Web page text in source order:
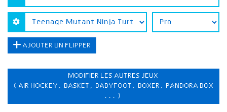
AJOUTER UN FLIPPER
MODIFIER LES AUTRES JEUX
(AIR HOCKEY, BASKET, BABYFOOT, BOXER, PANDORA BOX
...)